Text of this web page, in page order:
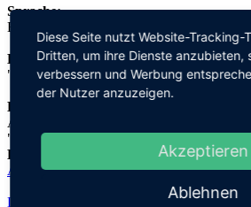
Sprache:
Englisch
Bedeutung:
"edel" + "Wolf"
Herleitung:
Althochdeutsch,
"adal" + "wolf"
Herkunftsname:
Adalwolf
Datenschutz
Diese Seite nutzt Website-Tracking-
Dritten, um ihre Dienste anzubieten,
verbessern und Werbung
der Nutzer anzuzeigen.
Akzeptieren
Ablehnen